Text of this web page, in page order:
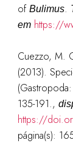
of Bulimus.
emhttps://
Cuezzo, M.
(2013).
135-191.,
https://
página(s):